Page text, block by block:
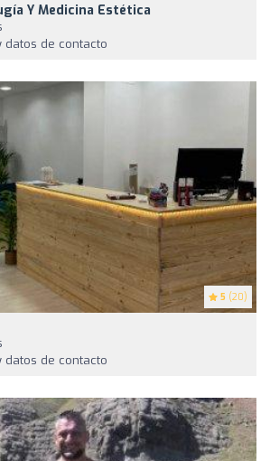
Y Medicina Estética
datos de contacto
5 (20)
datos de contacto